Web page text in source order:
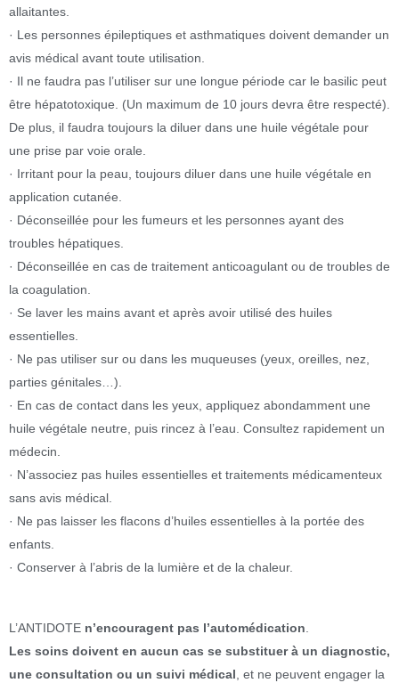
allaitantes.
· Les personnes épileptiques et asthmatiques doivent demander un
avis médical avant toute utilisation.
· Il ne faudra pas l’utiliser sur une longue période car le basilic peut
être hépatotoxique. (Un maximum de 10 jours devra être respecté).
De plus, il faudra toujours la diluer dans une huile végétale pour
une prise par voie orale.
· Irritant pour la peau, toujours diluer dans une huile végétale en
application cutanée.
· Déconseillée pour les fumeurs et les personnes ayant des
troubles hépatiques.
· Déconseillée en cas de traitement anticoagulant ou de troubles de
la coagulation.
· Se laver les mains avant et après avoir utilisé des huiles
essentielles.
· Ne pas utiliser sur ou dans les muqueuses (yeux, oreilles, nez,
parties génitales…).
· En cas de contact dans les yeux, appliquez abondamment une
huile végétale neutre, puis rincez à l’eau. Consultez rapidement un
médecin.
· N’associez pas huiles essentielles et traitements médicamenteux
sans avis médical.
· Ne pas laisser les flacons d’huiles essentielles à la portée des
enfants.
· Conserver à l’abris de la lumière et de la chaleur.
L’ANTIDOTE n’encouragent pas l’automédication
Les soins doivent en aucun cas se substituer à un diagnostic,
une consultation ou un suivi médical , et ne peuvent engager la